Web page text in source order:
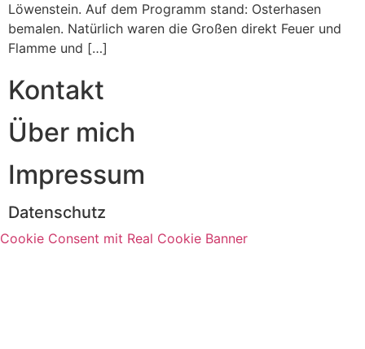
Löwenstein. Auf dem Programm stand: Osterhasen
bemalen. Natürlich waren die Großen direkt Feuer und
Flamme und […]
Kontakt
Über mich
Impressum
Datenschutz
Cookie Consent mit Real Cookie Banner